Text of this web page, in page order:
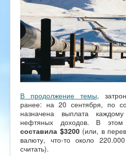
В продолжение темы,
ранее: на 20 сентября, по
назначена выплата
нефтяных доходов. В
составила $3200(или, в
валюту, что-то около
считать).